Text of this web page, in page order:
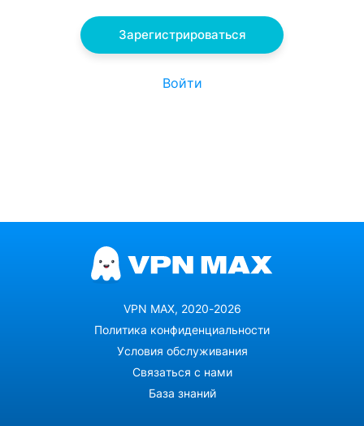
Зарегистрироваться
Войти
VPN MAX, 2020-2026
Политика конфиденциальности
Условия обслуживания
Связаться с нами
База знаний